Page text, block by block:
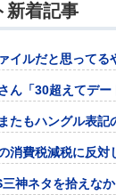
新着記事
イルだと思ってる
ん「30超えてデ
たもハングル表
消費税減税に反
三神ネタを拾えな